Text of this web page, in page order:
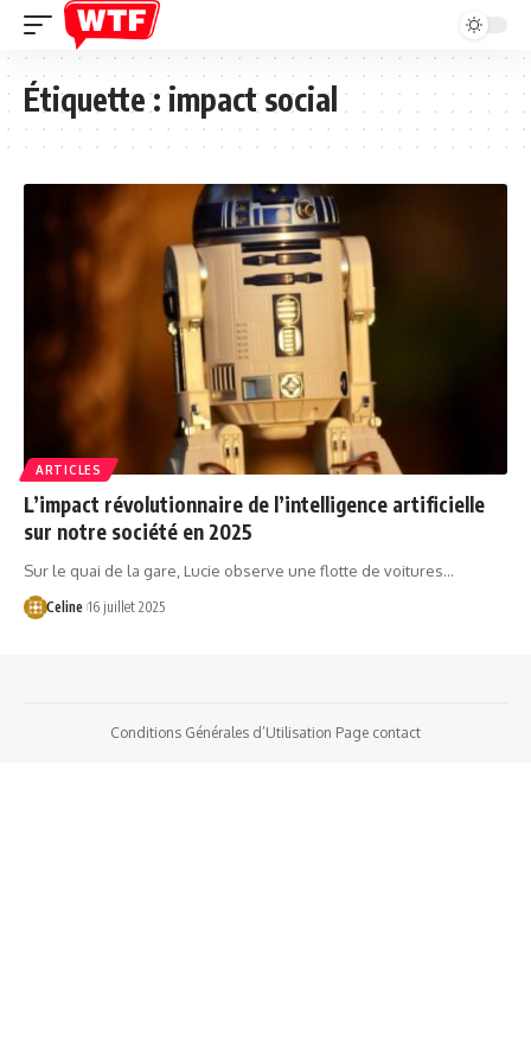
Étiquette :impact social
ARTICLES
L’impact révolutionnaire de l’intelligence artificielle
sur notre société en 2025
Sur le quai de la gare, Lucie observe une flotte de voitures…
Celine 16 juillet 2025
Conditions Générales d’Utilisation Page contact